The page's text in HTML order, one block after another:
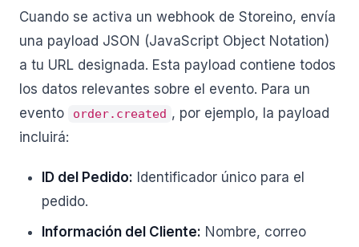
Cuando se activa un webhook de Storeino, envía
una payload JSON (JavaScript Object Notation)
a tu URL designada. Esta payload contiene todos
los datos relevantes sobre el evento. Para un
evento
order.created , por ejemplo, la payload
incluirá:
ID del Pedido: Identificador único para el
pedido.
Información del Cliente: Nombre, correo